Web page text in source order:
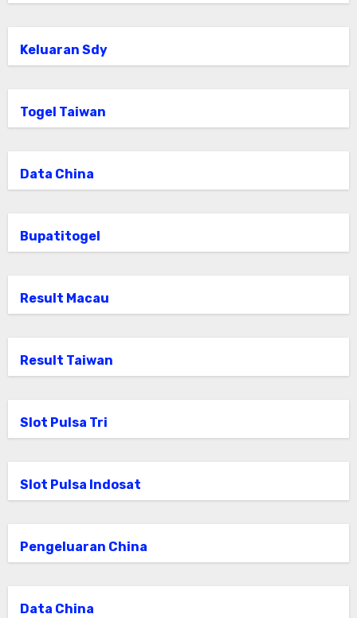
Keluaran Sdy
Togel Taiwan
Data China
Bupatitogel
Result Macau
Result Taiwan
Slot Pulsa Tri
Slot Pulsa Indosat
Pengeluaran China
Data China